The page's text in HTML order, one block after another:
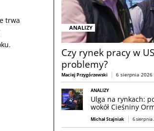
trwa
ANALIZY
Czy rynek pracy w
problemy?
Maciej Przygórzewski 6 sierpnia 2026
ANALIZY
Ulga na rynkach:
wokół Cieśniny
Michał Stajniak 6 sierpnia